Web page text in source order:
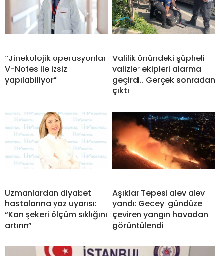
“Jinekolojik operasyonlar
V-Notes ile izsiz
yapılabiliyor”
Valilik önündeki şüpheli
valizler ekipleri alarma
geçirdi.. Gerçek sonradan
çıktı
Uzmanlardan diyabet
hastalarına yaz uyarısı:
“Kan şekeri ölçüm sıklığını
artırın”
Aşıklar Tepesi alev alev
yandı: Geceyi gündüze
çeviren yangın havadan
görüntülendi